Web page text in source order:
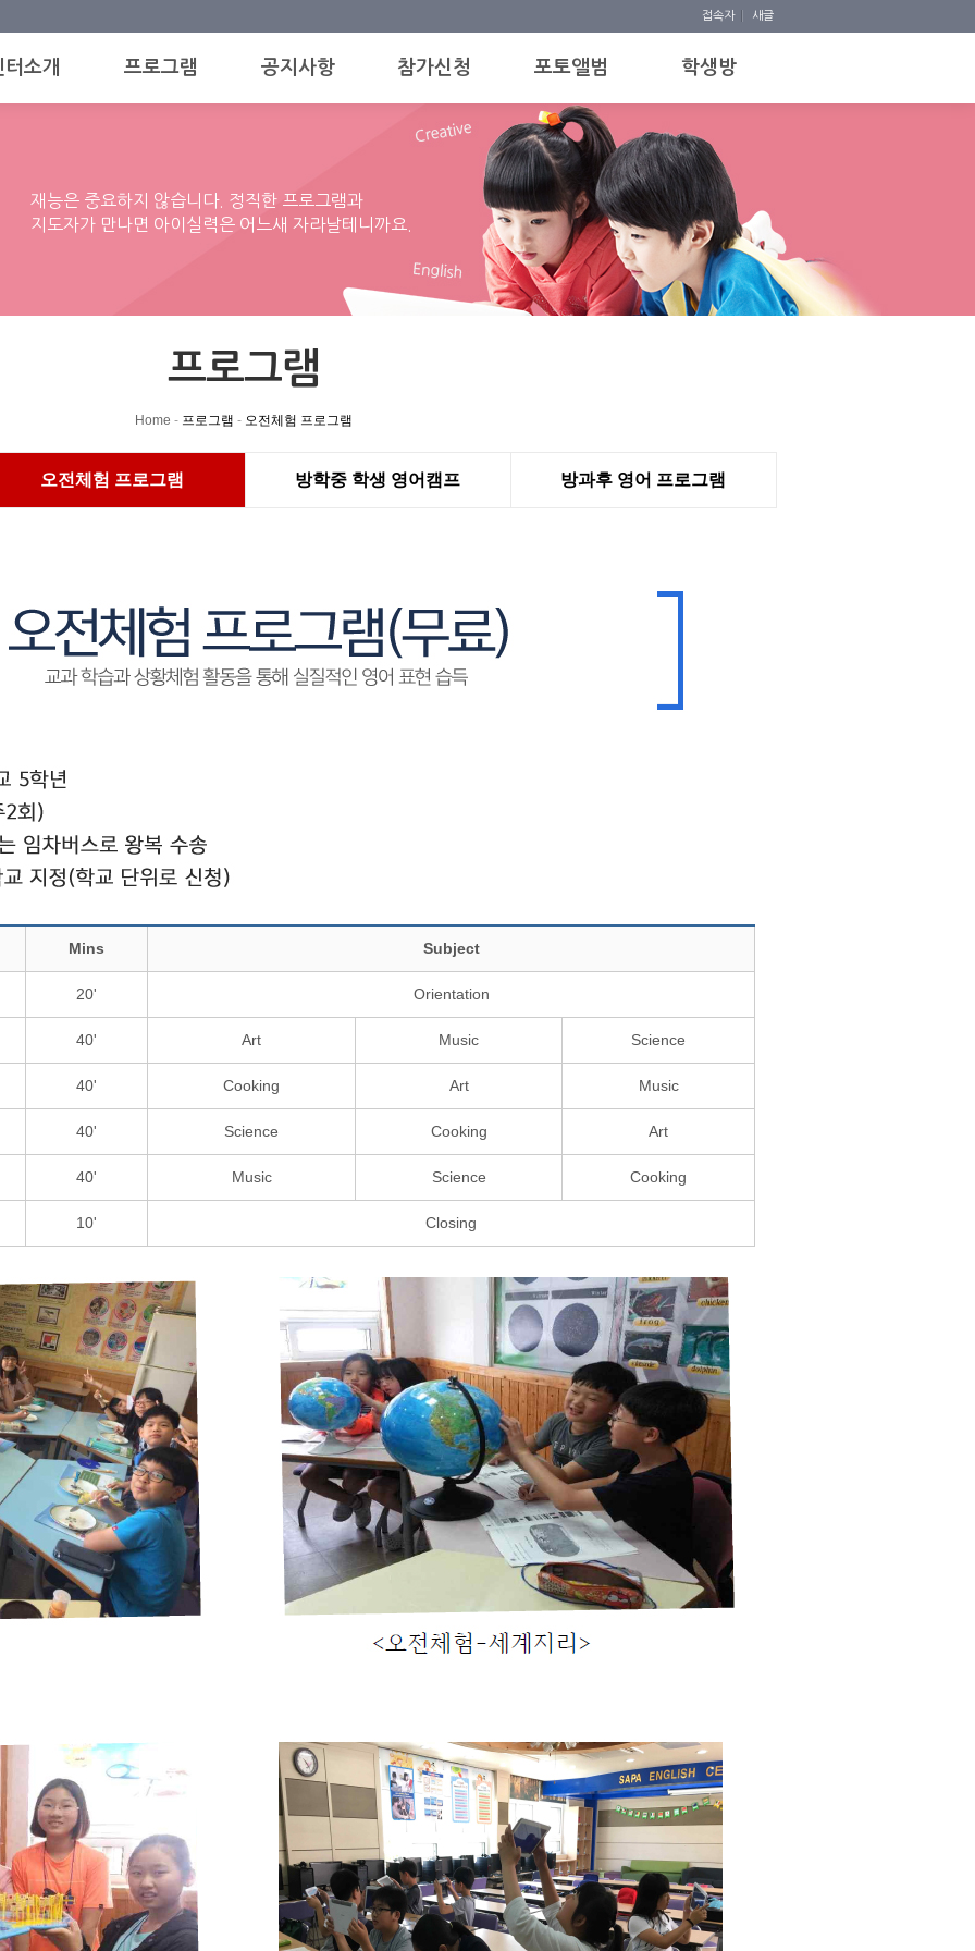
접속자 새글
터소개 프로그램 공지사항 참가신청 포토앨범 학생방
재능은 중요하지 않습니다. 정직한 프로그램과
지도자가 만나면 아이실력은 어느새 자라날테니까요.
프로그램
Home - 프로그램 - 오전체험 프로그램
오전체험 프로그램 방학중 학생 영어캠프 방과후 영어 프로그램
Mins Subject
20' Orientation
40' Art Music Science
40' Cooking Art Music
40' Science Cooking Art
40' Music Science Cooking
10' Closing